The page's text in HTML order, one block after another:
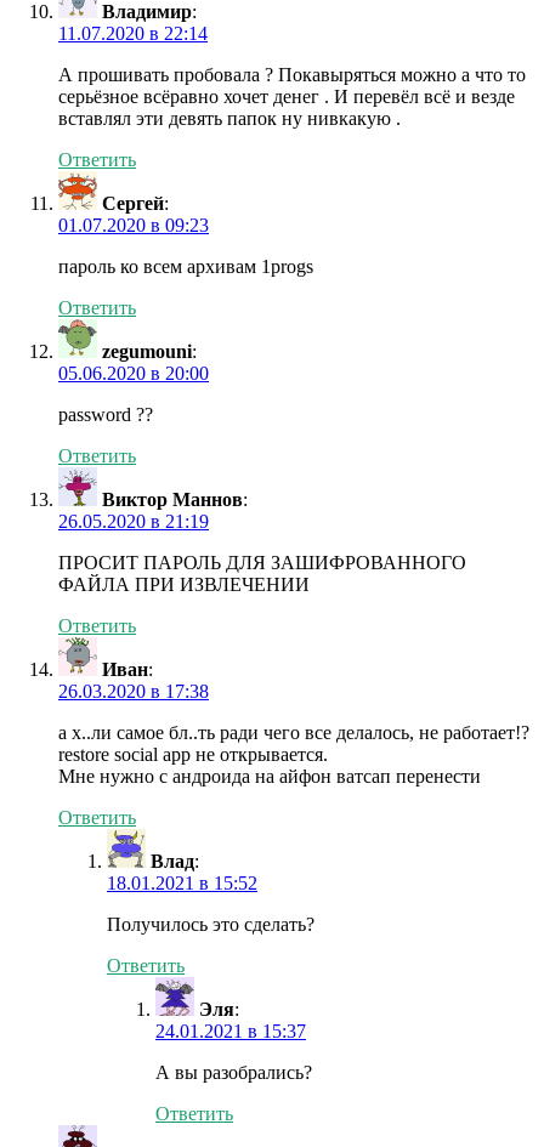
Владимир:
11.07.2020 в 22:14
А прошивать пробовала ? Покавыряться можно а что то
серьёзное всёравно хочет денег . И перевёл всё и везде
вставлял эти девять папок ну нивкакую .
Ответить
Сергей:
01.07.2020 в 09:23
пароль ко всем архивам 1progs
Ответить
zegumouni:
05.06.2020 в 20:00
password ??
Ответить
Виктор Маннов:
26.05.2020 в 21:19
ПРОСИТ ПАРОЛЬ ДЛЯ ЗАШИФРОВАННОГО
ФАЙЛА ПРИ ИЗВЛЕЧЕНИИ
Ответить
Иван:
26.03.2020 в 17:38
а х..ли самое бл..ть ради чего все делалось, не работает!?
restore social app не открывается.
Мне нужно с андроида на айфон ватсап перенести
Ответить
Влад:
18.01.2021 в 15:52
Получилось это сделать?
Ответить
Эля:
24.01.2021 в 15:37
А вы разобрались?
Ответить